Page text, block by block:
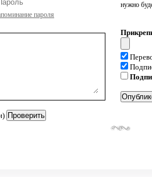
пароля
нужно